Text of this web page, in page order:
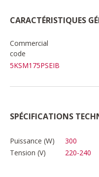
CARACTÉRISTIQUES
Commercial
code
5KSM175PSEIB
SPÉCIFICATIONS
Puissance (W) 300
Tension (V)
220-240